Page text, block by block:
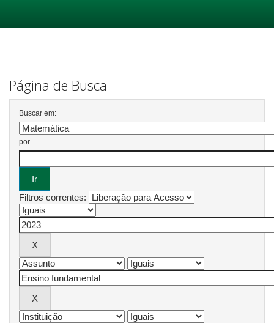
Página de Busca
Buscar em:
por
Filtros correntes: